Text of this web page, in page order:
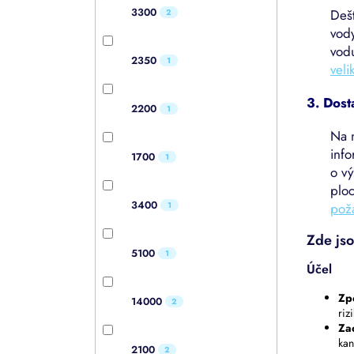
3300 2
2350 1
2200 1
1700 1
3400 1
5100 1
14000 2
2100 2
3.
Na
o
Zde
Účel